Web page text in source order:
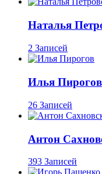
Наталья
2 Записей
Илья Пирогов
26 Записей
Антон
393 Записей